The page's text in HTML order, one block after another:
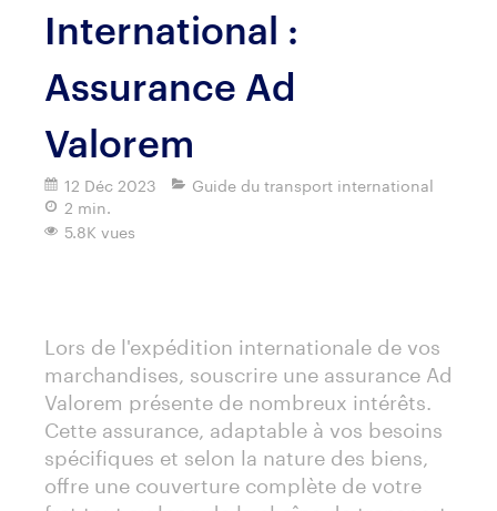
International :
Assurance Ad
Valorem
12 Déc 2023
Guide du transport international
2 min.
5.8K vues
Lors de l'expédition internationale de vos
marchandises, souscrire une assurance Ad
Valorem présente de nombreux intérêts.
Cette assurance, adaptable à vos besoins
spécifiques et selon la nature des biens,
offre une couverture complète de votre